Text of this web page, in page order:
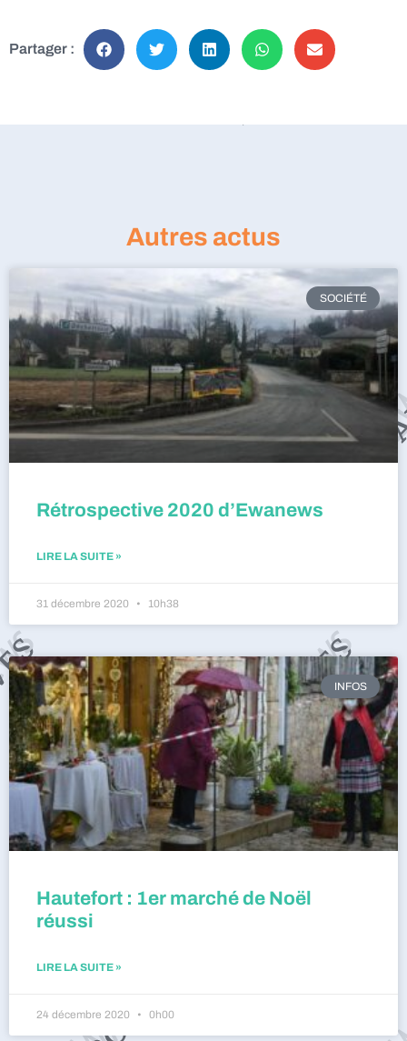
Partager :
Autres actus
SOCIÉTÉ
Rétrospective 2020 d’Ewanews
LIRE LA SUITE »
31 décembre 2020 10h38
INFOS
Hautefort : 1er marché de Noël
réussi
LIRE LA SUITE »
24 décembre 2020 0h00